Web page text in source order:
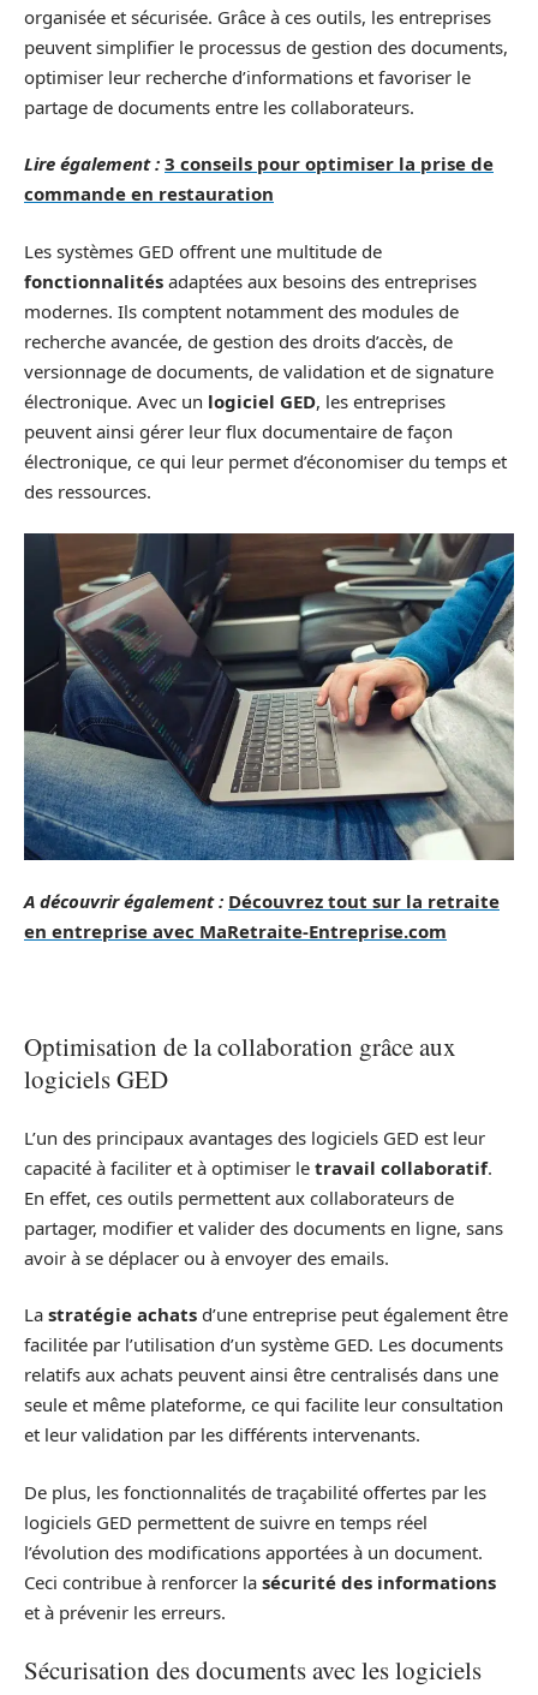
organisée et sécurisée. Grâce à ces outils, les entreprises
peuvent simplifier le processus de gestion des documents,
optimiser leur recherche d’informations et favoriser le
partage de documents entre les collaborateurs.
Lire également : 3 conseils pour optimiser la prise de
commande en restauration
Les systèmes GED offrent une multitude de
fonctionnalités adaptées aux besoins des entreprises
modernes. Ils comptent notamment des modules de
recherche avancée, de gestion des droits d’accès, de
versionnage de documents, de validation et de signature
électronique. Avec un logiciel GED, les entreprises
peuvent ainsi gérer leur flux documentaire de façon
électronique, ce qui leur permet d’économiser du temps et
des ressources.
A découvrir également : Découvrez tout sur la retraite
en entreprise avec MaRetraite-Entreprise.com
Optimisation de la collaboration grâce aux
logiciels GED
L’un des principaux avantages des logiciels GED est leur
capacité à faciliter et à optimiser le travail collaboratif.
En effet, ces outils permettent aux collaborateurs de
partager, modifier et valider des documents en ligne, sans
avoir à se déplacer ou à envoyer des emails.
La stratégie achats d’une entreprise peut également être
facilitée par l’utilisation d’un système GED. Les documents
relatifs aux achats peuvent ainsi être centralisés dans une
seule et même plateforme, ce qui facilite leur consultation
et leur validation par les différents intervenants.
De plus, les fonctionnalités de traçabilité offertes par les
logiciels GED permettent de suivre en temps réel
l’évolution des modifications apportées à un document.
Ceci contribue à renforcer la sécurité des informations
et à prévenir les erreurs.
Sécurisation des documents avec les logiciels